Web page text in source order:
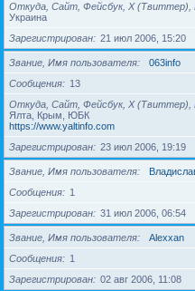
Откуда, Сайт, Фейсбук, X
Украина
Зарегистрирован
21 июл 2006, 15:20
Звание, Имя пользователя
063info
Сообщения
13
Откуда, Сайт, Фейсбук, X
Ялта, Крым, ЮБК
https://www.yaltinfo.com
Зарегистрирован
23 июл 2006, 19:19
Звание, Имя пользователя
Сообщения
1
Зарегистрирован
31 июл 2006, 06:54
Звание, Имя пользователя
Alexxan
Сообщения
1
Зарегистрирован
02 авг 2006, 11:08